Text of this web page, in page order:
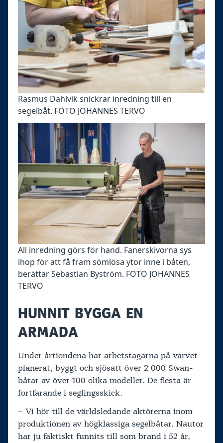
Rasmus Dahlvik snickrar inredning till en
segelbåt. FOTO JOHANNES TERVO
All inredning görs för hand. Fanerskivorna sys
ihop för att få fram sömlösa ytor inne i båten,
berättar Sebastian Byström. FOTO JOHANNES
TERVO
HUNNIT BYGGA EN
ARMADA
Under årtiondena har arbetstagarna på varvet
planerat, byggt och sjösatt över 2 000 Swan-
båtar av över 100 olika modeller. De flesta är
fortfarande i seglingsskick.
– Vi hör till de världsledande aktörerna inom
produktionen av högklassiga segelbåtar. Nautor
har ju faktiskt funnits till som brand i 52 år,